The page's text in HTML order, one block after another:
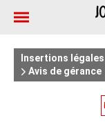
Insertions
Avis de gérance